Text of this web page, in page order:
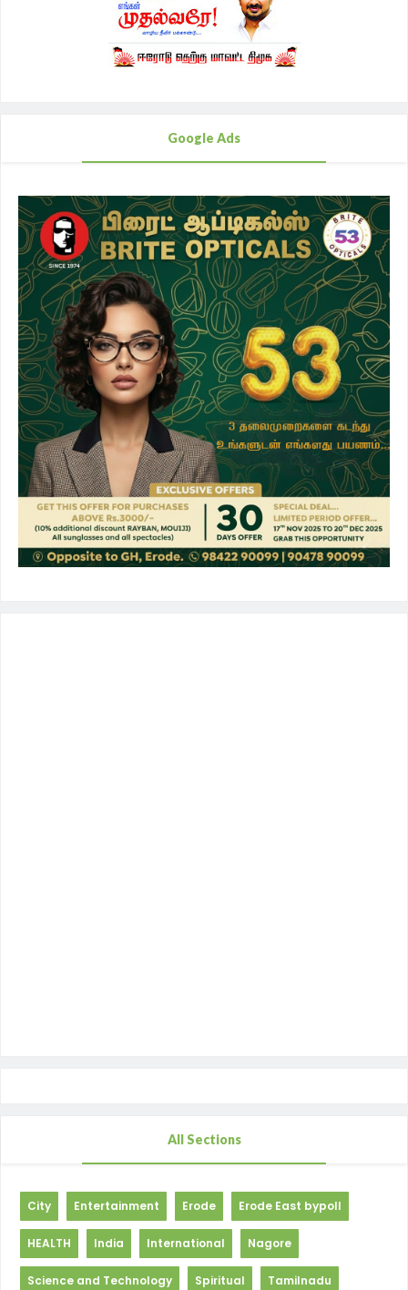
Google Ads
All Sections
City Entertainment Erode Erode East bypoll
HEALTH India International Nagore
Science and Technology Spiritual Tamilnadu